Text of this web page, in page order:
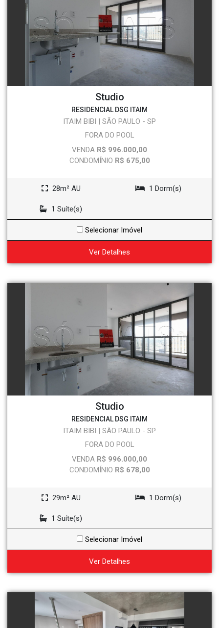
Studio
RESIDENCIAL DSG ITAIM
ITAIM BIBI | SÃO PAULO - SP
FORA DO POOL
VENDA R$ 996.000,00
CONDOMÍNIO R$ 675,00
28m² AU 1 Dorm(s)
1 Suíte(s)
Selecionar Imóvel
Ver Detalhes
Studio
RESIDENCIAL DSG ITAIM
ITAIM BIBI | SÃO PAULO - SP
FORA DO POOL
VENDA R$ 996.000,00
CONDOMÍNIO R$ 678,00
29m² AU 1 Dorm(s)
1 Suíte(s)
Selecionar Imóvel
Ver Detalhes